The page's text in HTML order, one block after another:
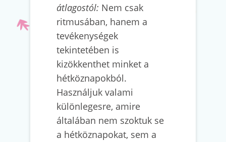
átlagostól: Nem csak
ritmusában, hanem a
tevékenységek
tekintetében is
kizökkenthet minket a
hétköznapokból.
Használjuk valami
különlegesre, amire
általában nem szoktuk se
a hétköznapokat, sem a